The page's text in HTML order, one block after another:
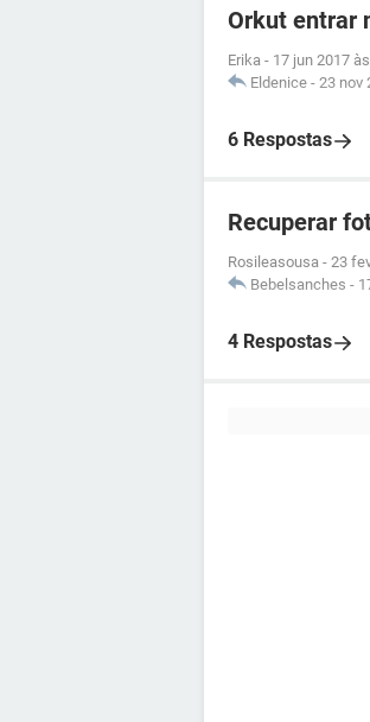
Orkut entrar
Erika - 17 jun 2017
Eldenice - 23 nov
6 Respostas
Recuperar
Rosileasousa - 23
Bebelsanches -
4 Respostas